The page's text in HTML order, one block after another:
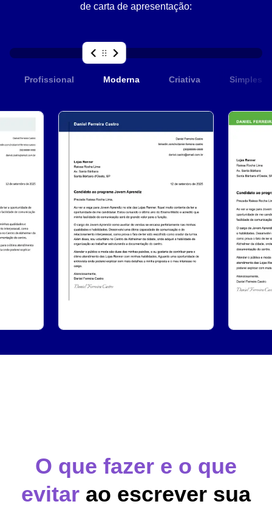
de carta de apresentação:
Profissional Moderna Criativa Simples
O que fazer e o que
evitar ao escrever sua